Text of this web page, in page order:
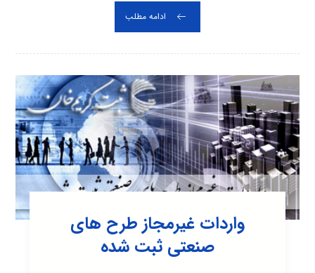
ادامه مطلب
واردات غیرمجاز طرح های
صنعتی ثبت شده